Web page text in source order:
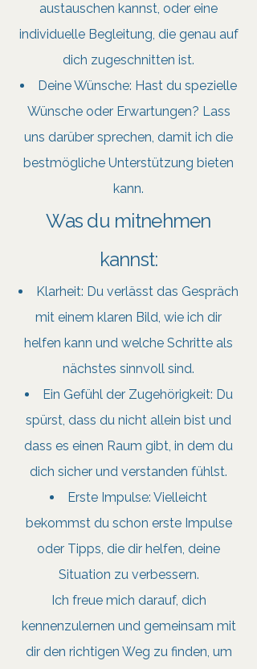
austauschen kannst, oder eine
individuelle Begleitung, die genau auf
dich zugeschnitten ist.
Deine Wünsche: Hast du spezielle
Wünsche oder Erwartungen? Lass
uns darüber sprechen, damit ich die
bestmögliche Unterstützung bieten
kann.
Was du mitnehmen
kannst:
Klarheit: Du verlässt das Gespräch
mit einem klaren Bild, wie ich dir
helfen kann und welche Schritte als
nächstes sinnvoll sind.
Ein Gefühl der Zugehörigkeit: Du
spürst, dass du nicht allein bist und
dass es einen Raum gibt, in dem du
dich sicher und verstanden fühlst.
Erste Impulse: Vielleicht
bekommst du schon erste Impulse
oder Tipps, die dir helfen, deine
Situation zu verbessern.
Ich freue mich darauf, dich
kennenzulernen und gemeinsam mit
dir den richtigen Weg zu finden, um